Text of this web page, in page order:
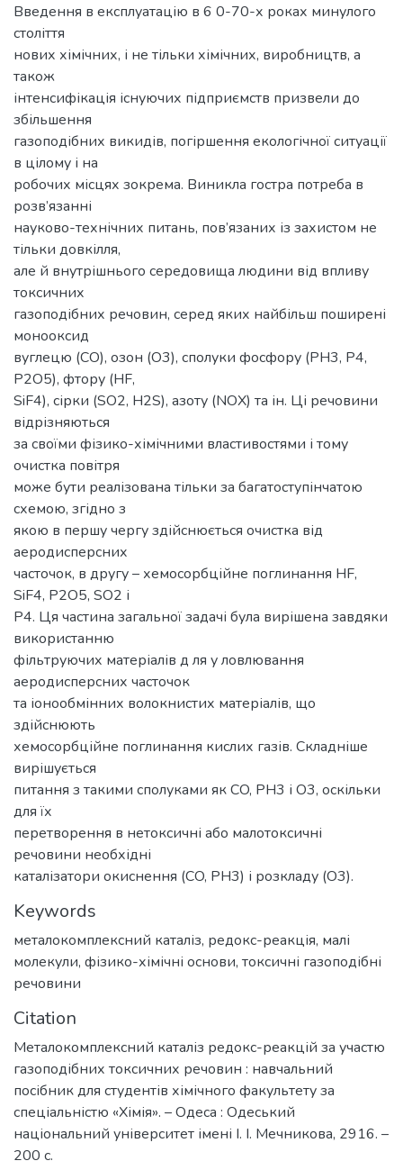
Введення в експлуатацію в 6 0-70-х роках минулого
століття
нових хімічних, і не тільки хімічних, виробництв, а
також
інтенсифікація існуючих підприємств призвели до
збільшення
газоподібних викидів, погіршення екологічної ситуації
в цілому і на
робочих місцях зокрема. Виникла гостра потреба в
розв’язанні
науково-технічних питань, пов’язаних із захистом не
тільки довкілля,
але й внутрішнього середовища людини від впливу
токсичних
газоподібних речовин, серед яких найбільш поширені
монооксид
вуглецю (СО), озон (О3), сполуки фосфору (РН3, Р4,
Р2О5), фтору (HF,
SiF4), сірки (SO2, H2S), азоту (NOX) та ін. Ці речовини
відрізняються
за своїми фізико-хімічними властивостями і тому
очистка повітря
може бути реалізована тільки за багатоступінчатою
схемою, згідно з
якою в першу чергу здійснюється очистка від
аеродисперсних
часточок, в другу – хемосорбційне поглинання HF,
SiF4, P2O5, SO2 і
P4. Ця частина загальної задачі була вирішена завдяки
використанню
фільтруючих матеріалів д ля у ловлювання
аеродисперсних часточок
та іонообмінних волокнистих матеріалів, що
здійснюють
хемосорбційне поглинання кислих газів. Cкладніше
вирішується
питання з такими сполуками як CO, PH3 і O3, оскільки
для їх
перетворення в нетоксичні або малотоксичні
речовини необхідні
каталізатори окиснення (CO, PH3) і розкладу (O3).
Keywords
металокомплексний каталіз, редокс-реакція, малі
молекули, фізико-хімічні основи, токсичні газоподібні
речовини
Citation
Металокомплексний каталіз редокс-реакцій за участю
газоподібних токсичних речовин : навчальний
посібник для студентів хімічного факультету за
спеціальністю «Хімія». – Одеса : Одеський
національний університет імені І. І. Мечникова, 2916. –
200 с.